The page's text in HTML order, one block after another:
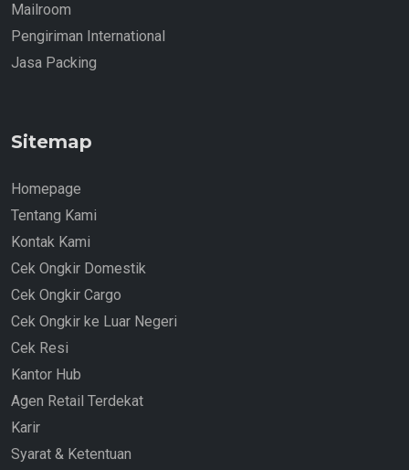
Mailroom
Pengiriman International
Jasa Packing
Sitemap
Homepage
Tentang Kami
Kontak Kami
Cek Ongkir Domestik
Cek Ongkir Cargo
Cek Ongkir ke Luar Negeri
Cek Resi
Kantor Hub
Agen Retail Terdekat
Karir
Syarat & Ketentuan